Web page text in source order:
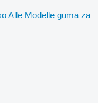
Alle Modelle guma za